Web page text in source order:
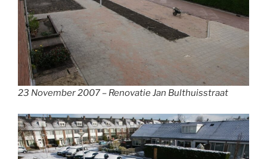
23 November 2007 – Renovatie Jan Bulthuisstraat